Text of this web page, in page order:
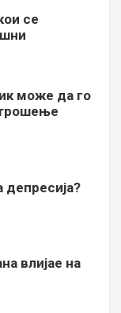
се
може да го
влијае на